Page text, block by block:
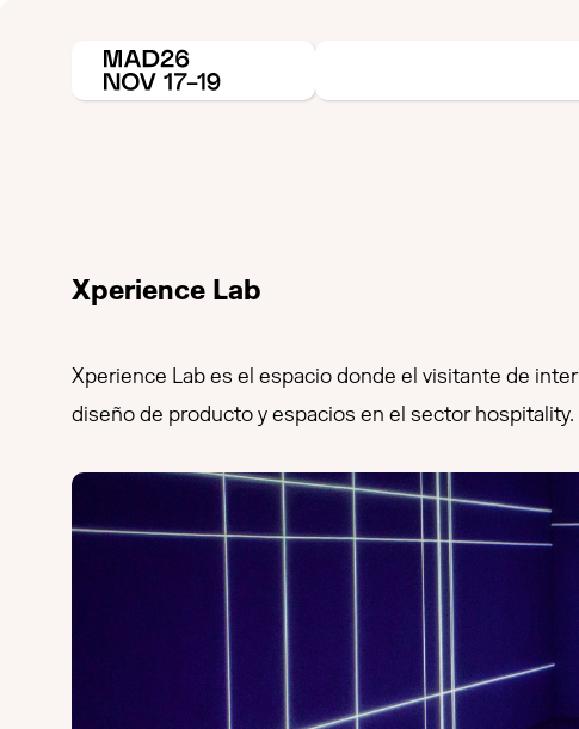
Xperience Lab
Xperience Lab es el espacio donde el visitante de
diseño de producto y espacios en el sector